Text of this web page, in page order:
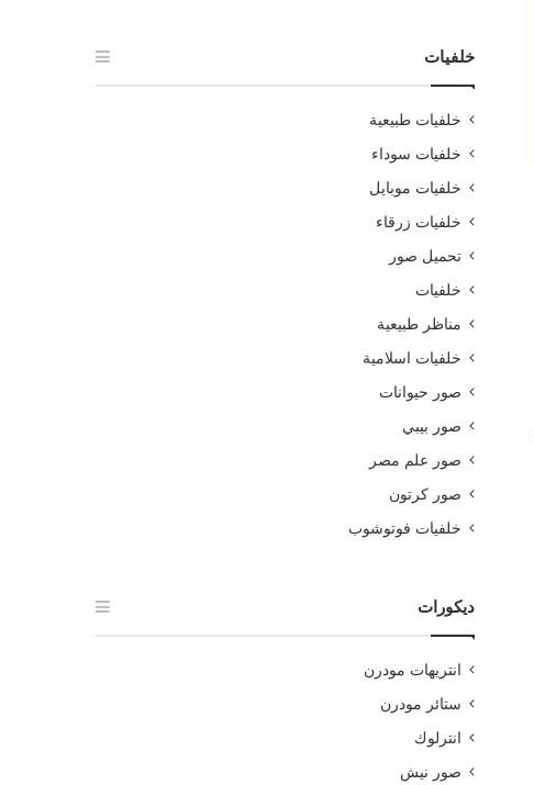
خلفيات
خلفيات طبيعية
خلفيات سوداء
خلفيات موبايل
خلفيات زرقاء
تحميل صور
خلفيات
مناظر طبيعية
خلفيات اسلامية
صور حيوانات
صور بيبي
صور علم مصر
صور كرتون
خلفيات فوتوشوب
ديكورات
انتريهات مودرن
ستائر مودرن
انترلوك
صور نيش